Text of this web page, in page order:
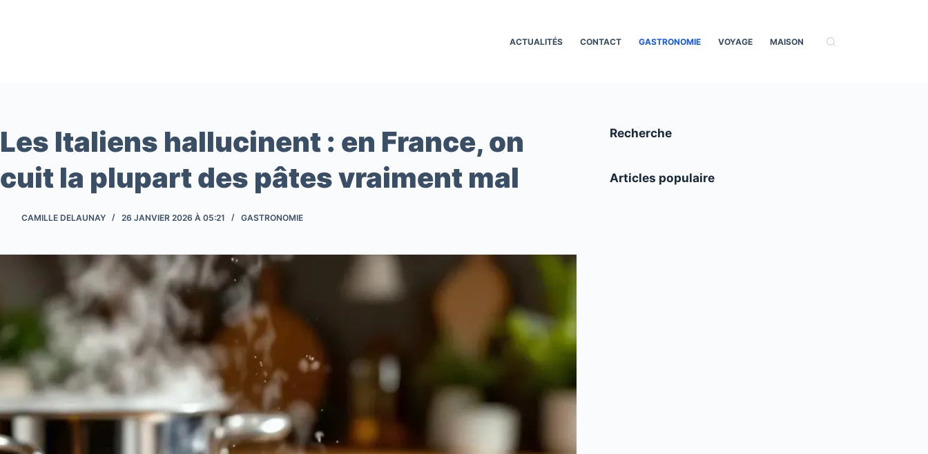
ACTUALITÉS CONTACT GASTRONOMIE VOYAGE MAISON
Les Italiens hallucinent : en France, on
cuit la plupart des pâtes vraiment mal
CAMILLE DELAUNAY 26 JANVIER 2026 À 05:21 GASTRONOMIE
Recherche
Articles populaire